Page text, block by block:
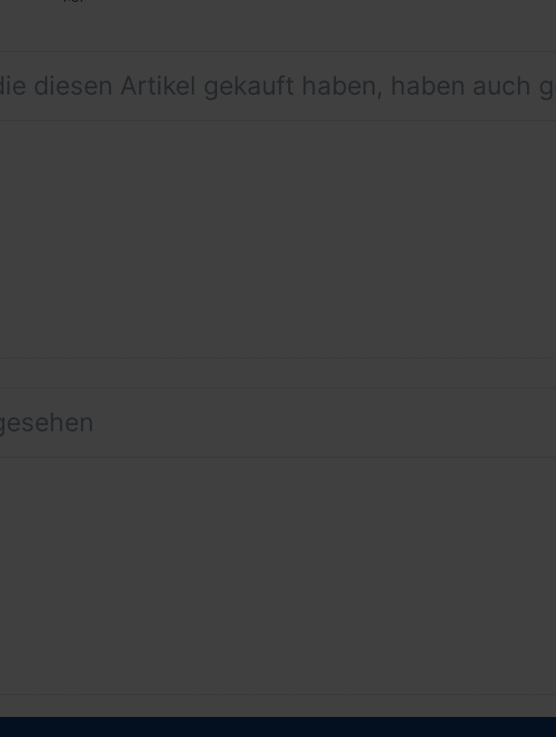
diesen Artikel gekauft haben, haben auch